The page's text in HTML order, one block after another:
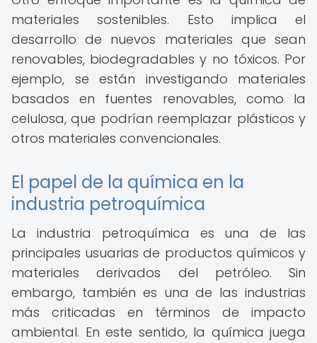
materiales sostenibles. Esto implica el
desarrollo de nuevos materiales que sean
renovables, biodegradables y no tóxicos. Por
ejemplo, se están investigando materiales
basados en fuentes renovables, como la
celulosa, que podrían reemplazar plásticos y
otros materiales convencionales.
El papel de la química en la
industria petroquímica
La industria petroquímica es una de las
principales usuarias de productos químicos y
materiales derivados del petróleo. Sin
embargo, también es una de las industrias
más criticadas en términos de impacto
ambiental. En este sentido, la química juega